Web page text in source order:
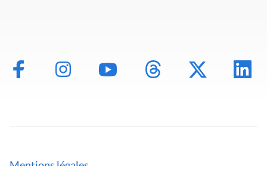
Mentions légales